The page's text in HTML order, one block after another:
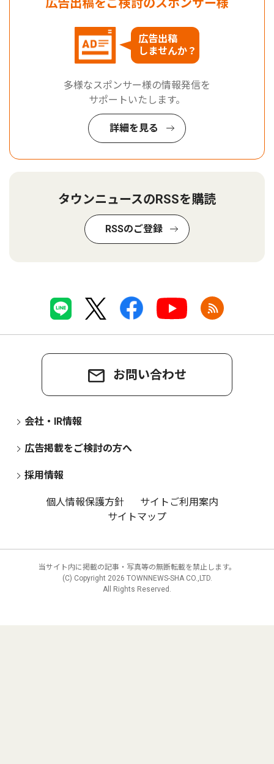
広告出稿をご検討のスポンサー様
広告出稿
しませんか？
多様なスポンサー様の情報発信を
サポートいたします。
詳細を見る
タウンニュースのRSSを購読
RSSのご登録
お問い合わせ
会社・IR情報
広告掲載をご検討の方へ
採用情報
個人情報保護方針
サイトご利用案内
サイトマップ
当サイト内に掲載の記事・写真等の無断転載を禁止します。
(C) Copyright 2026 TOWNNEWS-SHA CO.,LTD.
All Rights Reserved.